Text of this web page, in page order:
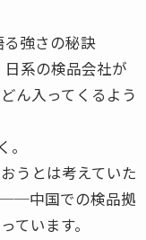
強さの秘訣
系の検品会社が
ん入ってくるよう
うとは考えていた
──中国での検品拠
ています。